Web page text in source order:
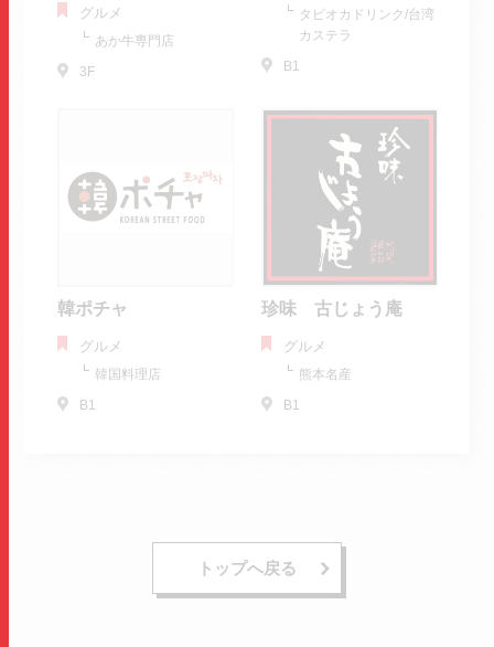
グルメ
あか牛専門店
3F
タピオカドリンク/台湾
カステラ
B1
韓ポチャ
グルメ
韓国料理店
B1
珍味 古じょう庵
グルメ
熊本名産
B1
トップへ戻る